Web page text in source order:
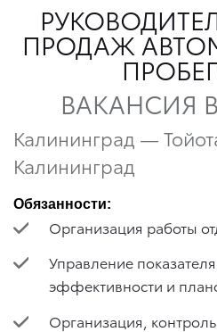
ПРОДАЖ
ВАКАНСИЯ
Калининград —
Калининград
Обязанности:
Организация работы
Управление
эффективности и
Организация,